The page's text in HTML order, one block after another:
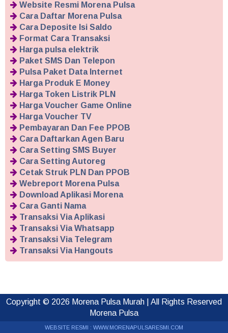
Website Resmi Morena Pulsa
Cara Daftar Morena Pulsa
Cara Deposite Isi Saldo
Format Cara Transaksi
Harga pulsa elektrik
Paket SMS Dan Telepon
Pulsa Paket Data Internet
Harga Produk E Money
Harga Token Listrik PLN
Harga Voucher Game Online
Harga Voucher TV
Pembayaran Dan Fee PPOB
Cara Daftarkan Agen Baru
Cara Setting SMS Buyer
Cara Setting Autoreg
Cetak Struk PLN Dan PPOB
Webreport Morena Pulsa
Download Aplikasi Morena
Cara Ganti Nama
Transaksi Via Aplikasi
Transaksi Via Whatsapp
Transaksi Via Telegram
Transaksi Via Hangouts
Copyright © 2026 Morena Pulsa Murah | All Rights Reserved
Morena Pulsa
WEBSITE RESMI : WWW.MORENAPULSARESMI.COM